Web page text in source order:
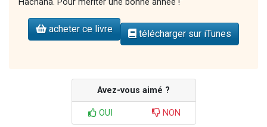
acheter ce livre télécharger sur iTunes
Avez-vous aimé ?
OUI NON